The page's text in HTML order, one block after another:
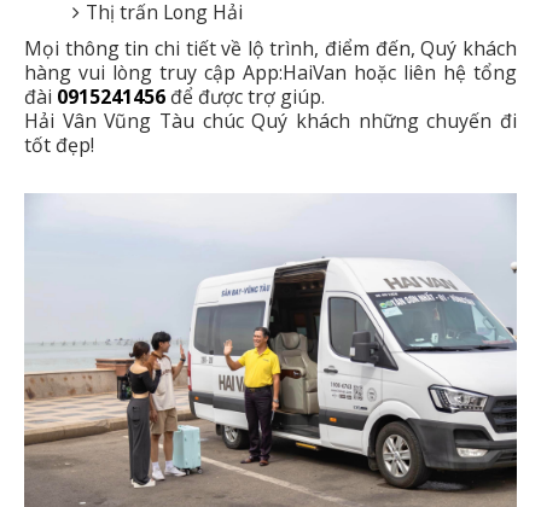
Thị trấn Long Hải
Mọi thông tin chi tiết về lộ trình, điểm đến, Quý khách
hàng vui lòng truy cập App:HaiVan hoặc liên hệ tổng
đài 0915241456 để được trợ giúp.
Hải Vân Vũng Tàu chúc Quý khách những chuyến đi
tốt đẹp!